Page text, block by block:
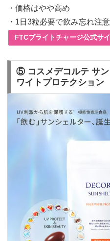
・価格はやや高め
・1日3粒必要で飲み忘れ注意
FTCブライトチャージ公式サ
⑤ コスメデコルテ サ
ワイトプロテクション